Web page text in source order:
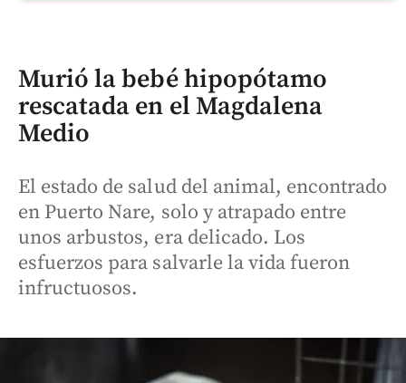
Murió la bebé hipopótamo
rescatada en el Magdalena
Medio
El estado de salud del animal, encontrado
en Puerto Nare, solo y atrapado entre
unos arbustos, era delicado. Los
esfuerzos para salvarle la vida fueron
infructuosos.